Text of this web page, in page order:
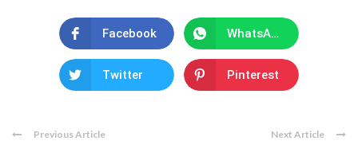
Facebook WhatsApp
Twitter Pinterest
Previous Article Next Article